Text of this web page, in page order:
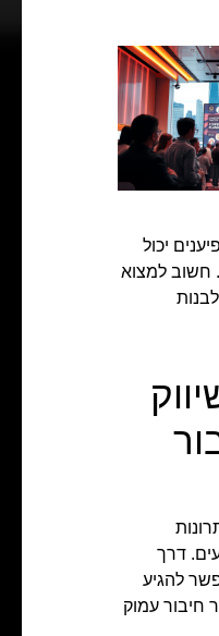
יכול
חשוב למצוא
דרך
להגיע
עמוק